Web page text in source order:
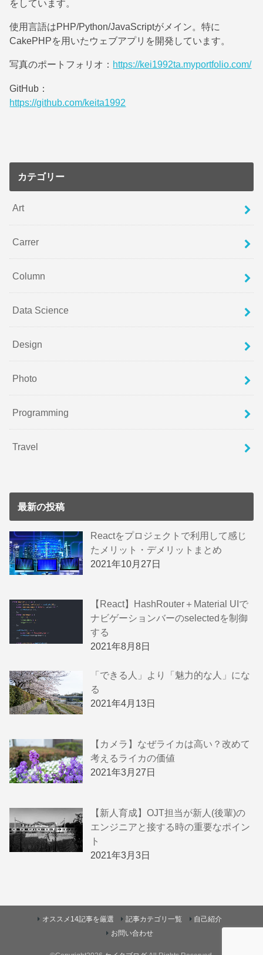
をしています。
使用言語はPHP/Python/JavaScriptがメイン。特に
CakePHPを用いたウェブアプリを開発しています。
写真のポートフォリオ： https://kei1992ta.myportfolio.com/
GitHub：
https://github.com/keita1992
カテゴリー
Art
Carrer
Column
Data Science
Design
Photo
Programming
Travel
最新の投稿
Reactをプロジェクトで利用して感じ
たメリット・デメリットまとめ
2021年10月27日
【React】HashRouter＋Material UIで
ナビゲーションバーのselectedを制御
する
2021年8月8日
「できる人」より「魅力的な人」にな
る
2021年4月13日
【カメラ】なぜライカは高い？改めて
考えるライカの価値
2021年3月27日
【新人育成】OJT担当が新人(後輩)の
エンジニアと接する時の重要なポイン
ト
2021年3月3日
オススメ14記事を厳選 記事カテゴリ一覧
自己紹介
お問い合わせ